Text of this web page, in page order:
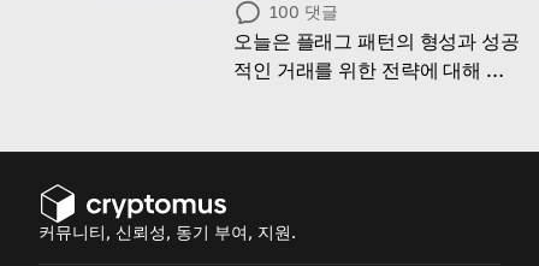
100 댓글
오늘은 플래그 패턴의 형성과 성공
적인 거래를 위한 전략에 대해 알
커뮤니티, 신뢰성, 동기 부여, 지원.